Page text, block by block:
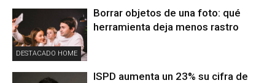
DESTACADO HOME
Borrar objetos de una foto: qué
herramienta deja menos rastro
ISPD aumenta un 23% su cifra de